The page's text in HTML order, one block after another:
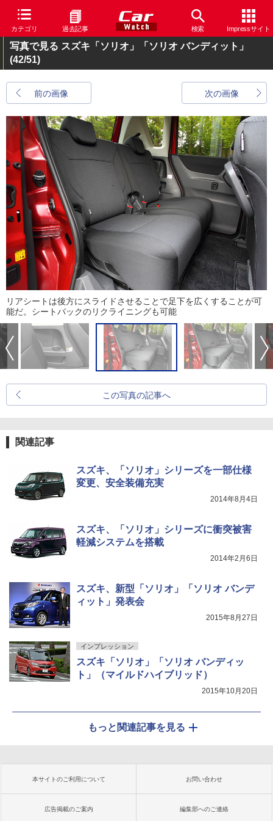
カテゴリ 過去記事 検索 Impressサイト
写真で見る スズキ「ソリオ」「ソリオ バンディット」
(42/51)
前の画像 次の画像
リアシートは後方にスライドさせることで足下を広くすることが可
能だ。シートバックのリクライニングも可能
この写真の記事へ
関連記事
スズキ、「ソリオ」シリーズを一部仕様
変更、安全装備充実
2014年8月4日
スズキ、「ソリオ」シリーズに衝突被害
軽減システムを搭載
2014年2月6日
スズキ、新型「ソリオ」「ソリオ バンデ
ィット」発表会
2015年8月27日
インプレッション
スズキ「ソリオ」「ソリオ バンディッ
ト」（マイルドハイブリッド）
2015年10月20日
もっと関連記事を見る
本サイトのご利用について お問い合わせ
広告掲載のご案内 編集部へのご連絡